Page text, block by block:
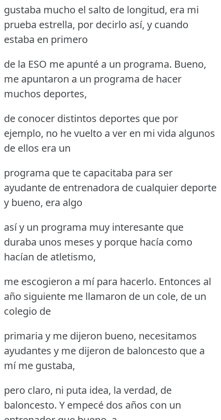
gustaba mucho el salto de longitud, era mi
prueba estrella, por decirlo así, y cuando
estaba en primero
de la ESO me apunté a un programa. Bueno,
me apuntaron a un programa de hacer
muchos deportes,
de conocer distintos deportes que por
ejemplo, no he vuelto a ver en mi vida algunos
de ellos era un
programa que te capacitaba para ser
ayudante de entrenadora de cualquier deporte
y bueno, era algo
así y un programa muy interesante que
duraba unos meses y porque hacía como
hacían de atletismo,
me escogieron a mí para hacerlo. Entonces al
año siguiente me llamaron de un cole, de un
colegio de
primaria y me dijeron bueno, necesitamos
ayudantes y me dijeron de baloncesto que a
mí me gustaba,
pero claro, ni puta idea, la verdad, de
baloncesto. Y empecé dos años con un